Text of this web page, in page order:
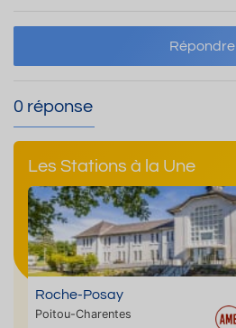
Répondre
0 réponse
Les Stations à la Une
Roche-Posay
Poitou-Charentes